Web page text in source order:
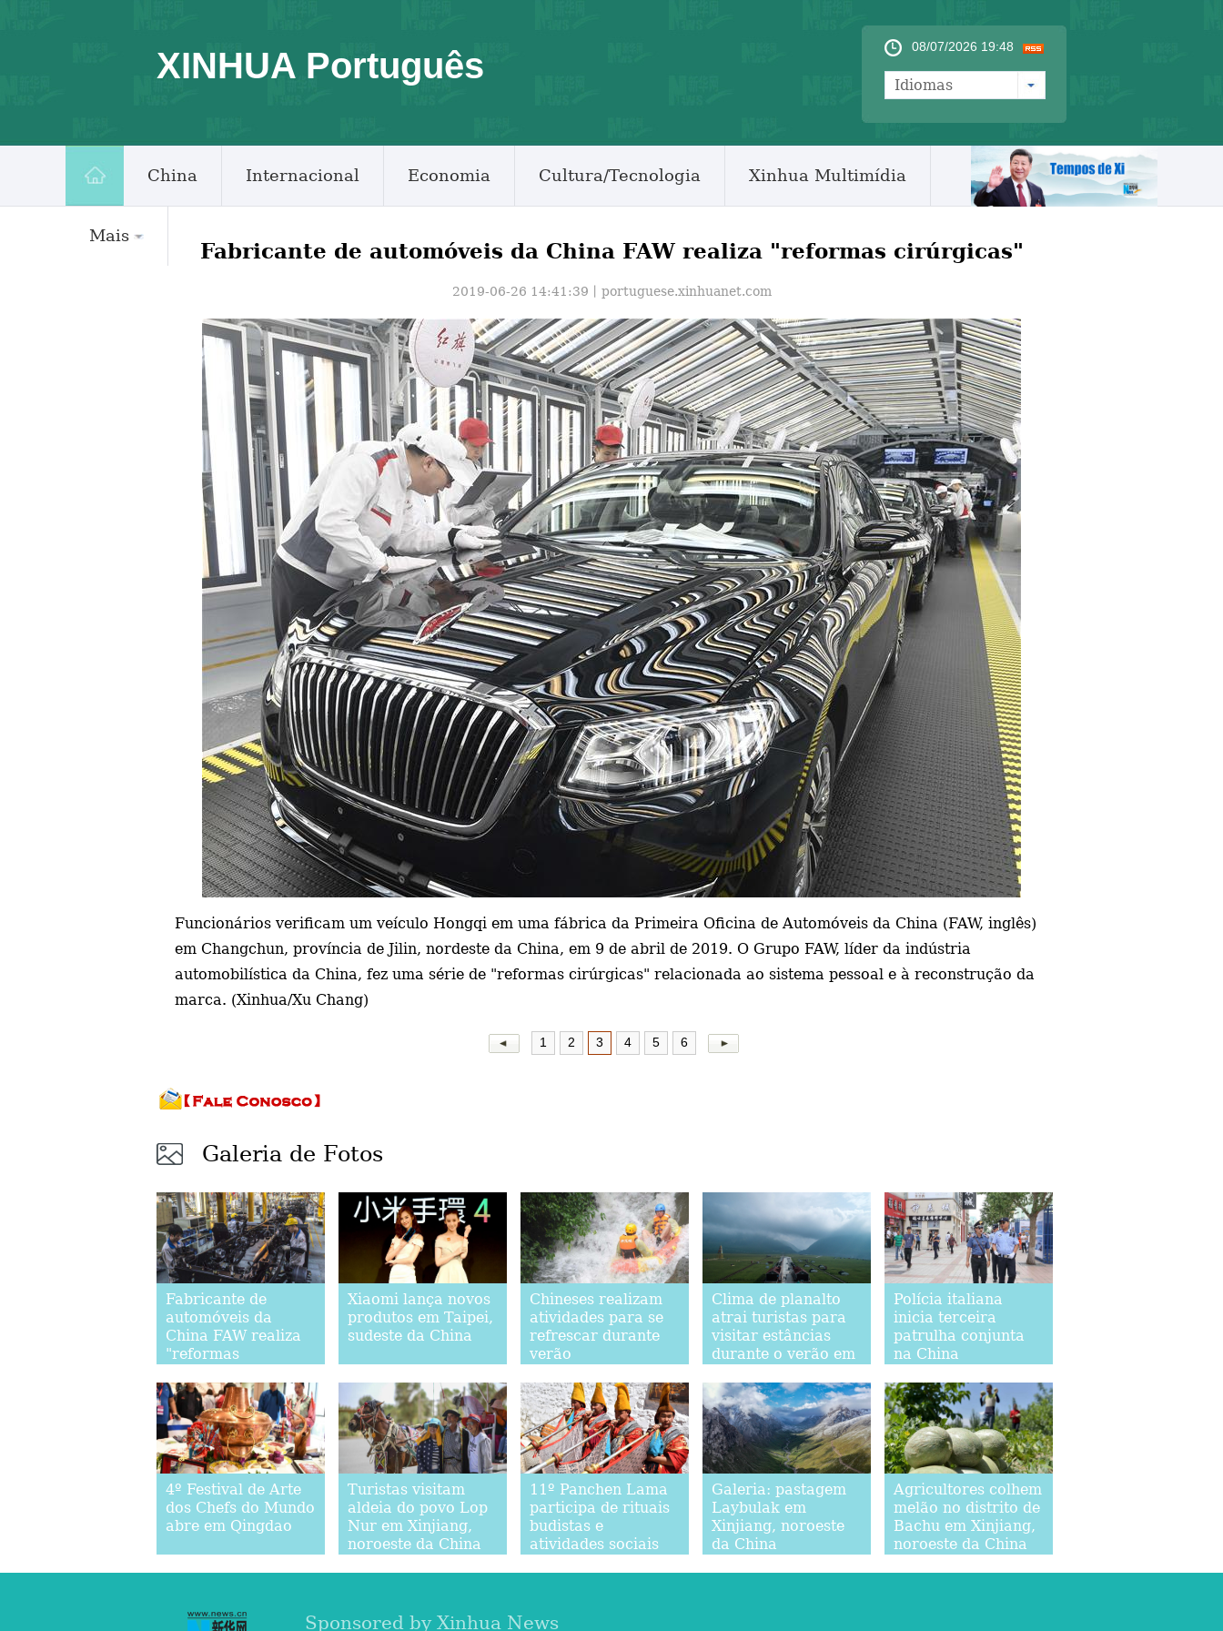
XINHUA Português 08/07/2026 19:48
Idiomas
China Internacional Economia Cultura/Tecnologia Xinhua Multimídia
Mais
Fabricante de automóveis da China FAW realiza "reformas cirúrgicas"
2019-06-26 14:41:39丨 portuguese.xinhuanet.com
Funcionários verificam um veículo Hongqi em uma fábrica da Primeira Oficina de Automóveis da China (FAW, inglês)
em Changchun, província de Jilin, nordeste da China, em 9 de abril de 2019. O Grupo FAW, líder da indústria
automobilística da China, fez uma série de "reformas cirúrgicas" relacionada ao sistema pessoal e à reconstrução da
marca. (Xinhua/Xu Chang)
1 2 3 4 5 6
Galeria de Fotos
Fabricante de
automóveis da
China FAW realiza
"reformas
Xiaomi lança novos
produtos em Taipei,
sudeste da China
Chineses realizam
atividades para se
refrescar durante
verão
Clima de planalto
atrai turistas para
visitar estâncias
durante o verão em
Polícia italiana
inicia terceira
patrulha conjunta
na China
4º Festival de Arte
dos Chefs do Mundo
abre em Qingdao
Turistas visitam
aldeia do povo Lop
Nur em Xinjiang,
noroeste da China
11º Panchen Lama
participa de rituais
budistas e
atividades sociais
Galeria: pastagem
Laybulak em
Xinjiang, noroeste
da China
Agricultores colhem
melão no distrito de
Bachu em Xinjiang,
noroeste da China
Sponsored by Xinhua News